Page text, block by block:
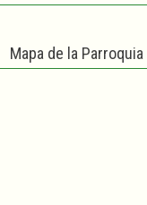
Mapa de la Parroquia